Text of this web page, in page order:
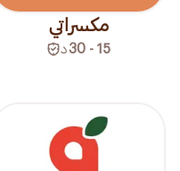
مكسراتي
15 - 30 د